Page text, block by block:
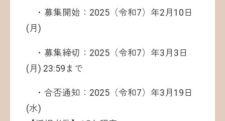
・募集開始：2025（令和7）年2月10日
(月)
・募集締切：2025（令和7）年3月3日
(月) 23:59まで
・合否通知：2025（令和7）年3月19日
(水)